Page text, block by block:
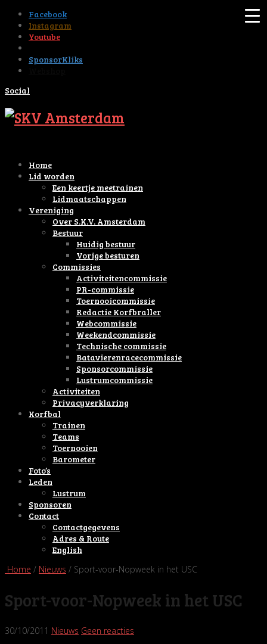
Facebook
Instagram
Youtube
SponsorKliks
Social
Home
Lid worden
Een keertje meetrainen
Lidmaatschappen
Vereniging
Over S.K.V. Amsterdam
Bestuur
Huidig bestuur
Vorige besturen
Commissies
Activiteitencommissie
PR-commissie
Toernooicommissie
Redactie Korfbraller
Webcommissie
Weekendcommissie
Technische commissie
Batavierenracecommissie
Sponsorcommissie
Lustrumcommissie
Activiteiten
Privacyverklaring
Korfbal
Trainen
Teams
Toernooien
Barometer
Foto’s
Leden
Lustrum
Sponsoren
Contact
Contactgegevens
Adres & Route
English
Home / Nieuws / Sport-voor-Nopweek in het USC
Sport-voor-Nopweek in het USC
30/10/2011 Nieuws Geen reacties